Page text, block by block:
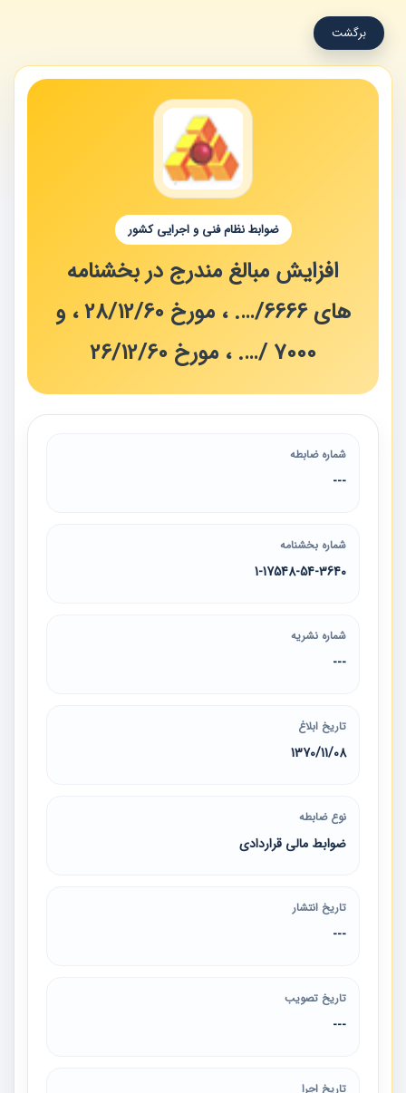
برگشت
ضوابط نظام فنی و اجرایی کشور
افزایش مبالغ مندرج در بخشنامه
های 6666/…. ، مورخ 28/12/60 ، و
7000 /…. ، مورخ 26/12/60
شماره ضابطه
---
شماره بخشنامه
1-17548-54-3640
شماره نشریه
---
تاریخ ابلاغ
1370/11/08
نوع ضابطه
ضوابط مالی قراردادی
تاریخ انتشار
---
تاریخ تصویب
---
تاریخ اجرا